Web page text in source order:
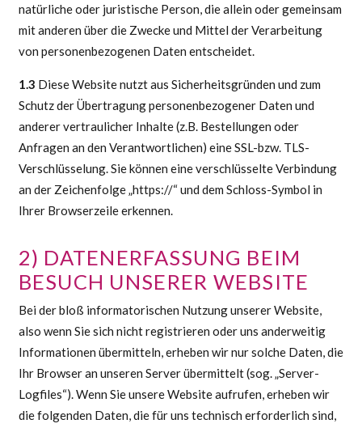
natürliche oder juristische Person, die allein oder gemeinsam
mit anderen über die Zwecke und Mittel der Verarbeitung
von personenbezogenen Daten entscheidet.
1.3 Diese Website nutzt aus Sicherheitsgründen und zum
Schutz der Übertragung personenbezogener Daten und
anderer vertraulicher Inhalte (z.B. Bestellungen oder
Anfragen an den Verantwortlichen) eine SSL-bzw. TLS-
Verschlüsselung. Sie können eine verschlüsselte Verbindung
an der Zeichenfolge „https://“ und dem Schloss-Symbol in
Ihrer Browserzeile erkennen.
2) DATENERFASSUNG BEIM
BESUCH UNSERER WEBSITE
Bei der bloß informatorischen Nutzung unserer Website,
also wenn Sie sich nicht registrieren oder uns anderweitig
Informationen übermitteln, erheben wir nur solche Daten, die
Ihr Browser an unseren Server übermittelt (sog. „Server-
Logfiles“). Wenn Sie unsere Website aufrufen, erheben wir
die folgenden Daten, die für uns technisch erforderlich sind,